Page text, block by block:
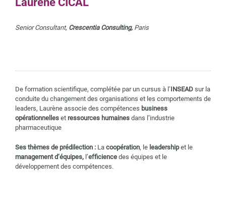
Senior Consultant, Crescentia Consulting, Paris
De formation scientifique, complétée par un cursus à l’INSEAD sur la
conduite du changement des organisations et les comportements de
leaders, Laurène associe des compétences business
opérationnelles et ressources humaines dans l’industrie
pharmaceutique
Ses thèmes de prédilection : La coopération, le leadershipet le
management d’équipes, l’efficience des équipes et le
développement des compétences.